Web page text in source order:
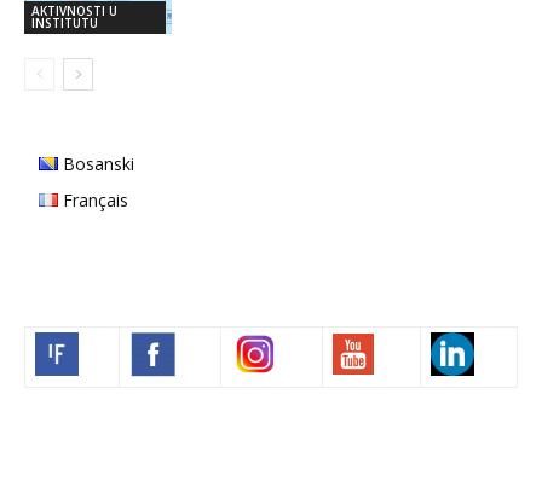
AKTIVNOSTI U
INSTITUTU
Bosanski
Français